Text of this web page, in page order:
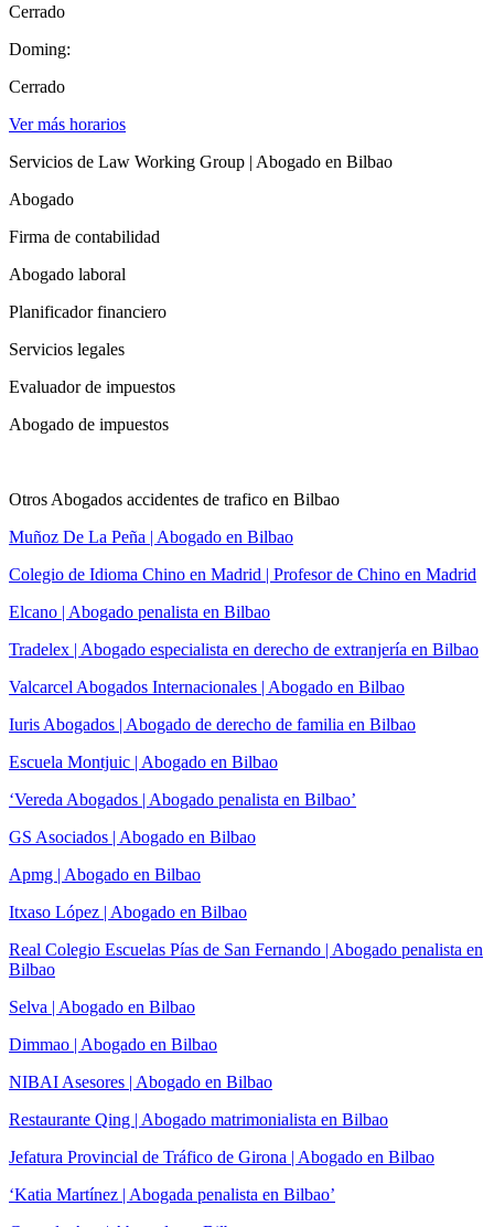
Cerrado
Doming:
Cerrado
Ver más horarios
Servicios de Law Working Group | Abogado en Bilbao
Abogado
Firma de contabilidad
Abogado laboral
Planificador financiero
Servicios legales
Evaluador de impuestos
Abogado de impuestos
Otros Abogados accidentes de trafico en Bilbao
Muñoz De La Peña | Abogado en Bilbao
Colegio de Idioma Chino en Madrid | Profesor de Chino en Madrid
Elcano | Abogado penalista en Bilbao
Tradelex | Abogado especialista en derecho de extranjería en Bilbao
Valcarcel Abogados Internacionales | Abogado en Bilbao
Iuris Abogados | Abogado de derecho de familia en Bilbao
Escuela Montjuic | Abogado en Bilbao
‘Vereda Abogados | Abogado penalista en Bilbao’
GS Asociados | Abogado en Bilbao
Apmg | Abogado en Bilbao
Itxaso López | Abogado en Bilbao
Real Colegio Escuelas Pías de San Fernando | Abogado penalista en
Bilbao
Selva | Abogado en Bilbao
Dimmao | Abogado en Bilbao
NIBAI Asesores | Abogado en Bilbao
Restaurante Qing | Abogado matrimonialista en Bilbao
Jefatura Provincial de Tráfico de Girona | Abogado en Bilbao
‘Katia Martínez | Abogada penalista en Bilbao’